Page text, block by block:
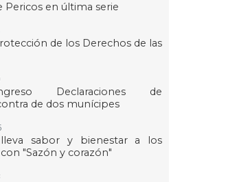
Pericos en última serie
de los Derechos de las
Declaraciones de
de dos munícipes
sabor y bienestar a los
"Sazón y corazón"